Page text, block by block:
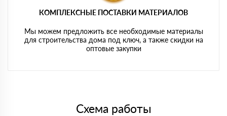
КОМПЛЕКСНЫЕ ПОСТАВКИ МАТЕРИАЛОВ
Мы можем предложить все необходимые материалы
для строительства дома под ключ, а также скидки на
оптовые закупки
Схема работы